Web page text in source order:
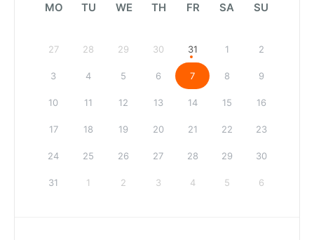
MO TU WE TH FR SA SU
27 28 29 30 31 1 2
3 4 5 6 7 8 9
10 11 12 13 14 15 16
17 18 19 20 21 22 23
24 25 26 27 28 29 30
31 1 2 3 4 5 6